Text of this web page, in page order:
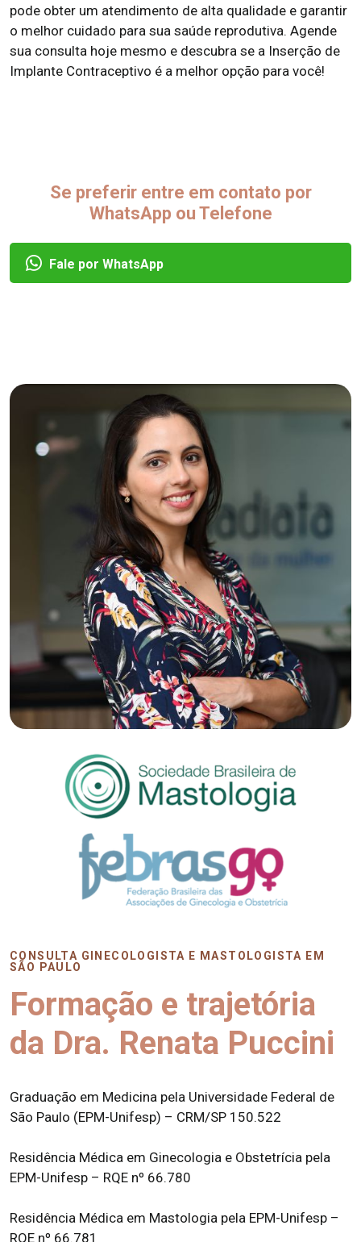
pode obter um atendimento de alta qualidade e garantir
o melhor cuidado para sua saúde reprodutiva. Agende
sua consulta hoje mesmo e descubra se a Inserção de
Implante Contraceptivo é a melhor opção para você!
Se preferir entre em contato por
WhatsApp ou Telefone
Fale por WhatsApp
CONSULTA GINECOLOGISTA E MASTOLOGISTA EM
SÃO PAULO
Formação e trajetória
da Dra. Renata Puccini
Graduação em Medicina pela Universidade Federal de
São Paulo (EPM-Unifesp) – CRM/SP 150.522
Residência Médica em Ginecologia e Obstetrícia pela
EPM-Unifesp – RQE nº 66.780
Residência Médica em Mastologia pela EPM-Unifesp –
RQE nº 66.781